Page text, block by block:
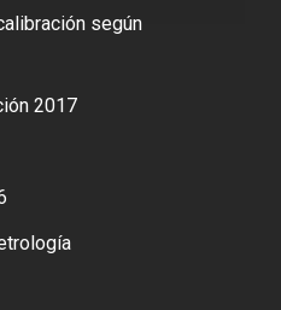
según
2017